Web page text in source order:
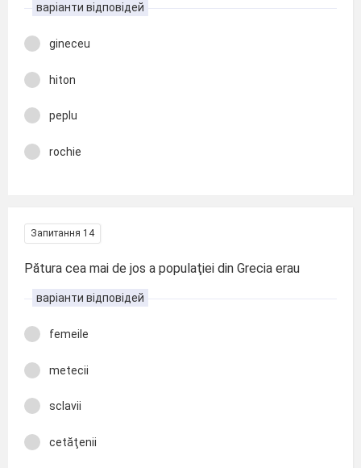
варіанти відповідей
gineceu
hiton
peplu
rochie
Запитання 14
Pătura cea mai de jos a populaţiei din Grecia erau
варіанти відповідей
femeile
metecii
sclavii
cetăţenii